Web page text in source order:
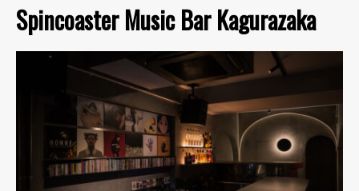
Spincoaster Music Bar Kagurazaka